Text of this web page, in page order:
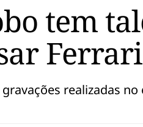
tem
realizadas no